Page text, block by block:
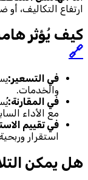
ارتفاع التكاليف،
كيف يُؤثر
🔗
في التسعير:
والخدمات.
في المقارنة:
مع الأداء
في تقييم
استقرار
هل يمكن